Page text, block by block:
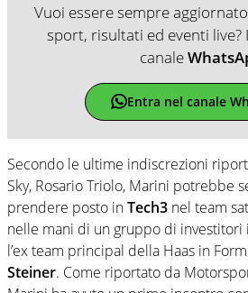
Vuoi essere sempre
sport, risultati ed eventi
canale
Entra nel canale
Secondo le ultime indiscrezioni
Sky, Rosario Triolo, Marini potrebbe
prendere posto inTech3 nel team
nelle mani di un gruppo di
l’ex team principal della Haas in
Steiner. Come riportato da